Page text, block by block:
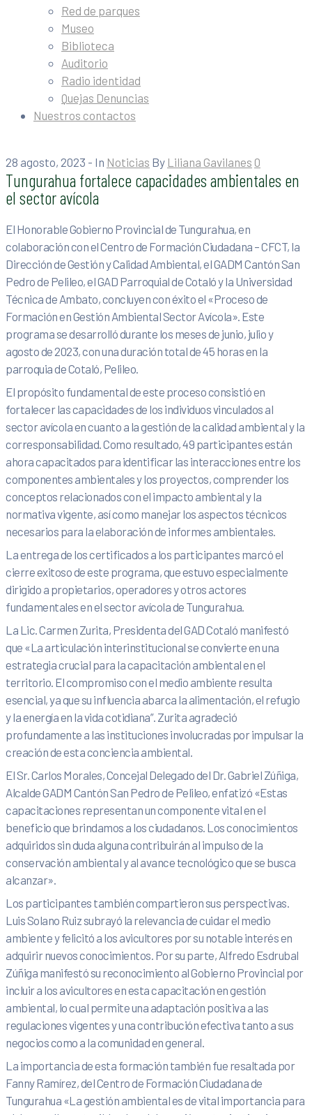
Red de parques
Museo
Biblioteca
Auditorio
Radio identidad
Quejas Denuncias
Nuestros contactos
28 agosto, 2023 - In Noticias By Liliana Gavilanes 0
Tungurahua fortalece capacidades ambientales en
el sector avícola
El Honorable Gobierno Provincial de Tungurahua, en
colaboración con el Centro de Formación Ciudadana – CFCT, la
Dirección de Gestión y Calidad Ambiental, el GADM Cantón San
Pedro de Pelileo, el GAD Parroquial de Cotaló y la Universidad
Técnica de Ambato, concluyen con éxito el «Proceso de
Formación en Gestión Ambiental Sector Avícola». Este
programa se desarrolló durante los meses de junio, julio y
agosto de 2023, con una duración total de 45 horas en la
parroquia de Cotaló, Pelileo.
El propósito fundamental de este proceso consistió en
fortalecer las capacidades de los individuos vinculados al
sector avícola en cuanto a la gestión de la calidad ambiental y la
corresponsabilidad. Como resultado, 49 participantes están
ahora capacitados para identificar las interacciones entre los
componentes ambientales y los proyectos, comprender los
conceptos relacionados con el impacto ambiental y la
normativa vigente, así como manejar los aspectos técnicos
necesarios para la elaboración de informes ambientales.
La entrega de los certificados a los participantes marcó el
cierre exitoso de este programa, que estuvo especialmente
dirigido a propietarios, operadores y otros actores
fundamentales en el sector avícola de Tungurahua.
La Lic. Carmen Zurita, Presidenta del GAD Cotaló manifestó
que «La articulación interinstitucional se convierte en una
estrategia crucial para la capacitación ambiental en el
territorio. El compromiso con el medio ambiente resulta
esencial, ya que su influencia abarca la alimentación, el refugio
y la energía en la vida cotidiana”. Zurita agradeció
profundamente a las instituciones involucradas por impulsar la
creación de esta conciencia ambiental.
El Sr. Carlos Morales, Concejal Delegado del Dr. Gabriel Zúñiga,
Alcalde GADM Cantón San Pedro de Pelileo, enfatizó «Estas
capacitaciones representan un componente vital en el
beneficio que brindamos a los ciudadanos. Los conocimientos
adquiridos sin duda alguna contribuirán al impulso de la
conservación ambiental y al avance tecnológico que se busca
alcanzar».
Los participantes también compartieron sus perspectivas.
Luis Solano Ruiz subrayó la relevancia de cuidar el medio
ambiente y felicitó a los avicultores por su notable interés en
adquirir nuevos conocimientos. Por su parte, Alfredo Esdrubal
Zúñiga manifestó su reconocimiento al Gobierno Provincial por
incluir a los avicultores en esta capacitación en gestión
ambiental, lo cual permite una adaptación positiva a las
regulaciones vigentes y una contribución efectiva tanto a sus
negocios como a la comunidad en general.
La importancia de esta formación también fue resaltada por
Fanny Ramírez, del Centro de Formación Ciudadana de
Tungurahua «La gestión ambiental es de vital importancia para